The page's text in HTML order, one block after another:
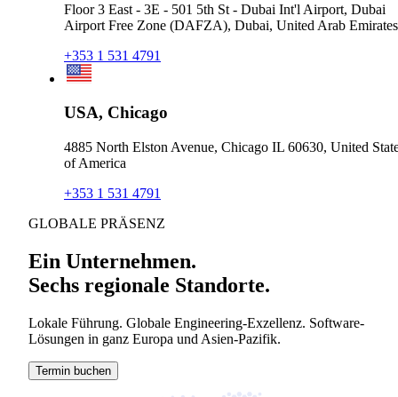
Floor 3 East - 3E - 501 5th St - Dubai Int'l Airport, Dubai
Airport Free Zone (DAFZA), Dubai, United Arab Emirates
+353 1 531 4791
USA, Chicago
4885 North Elston Avenue, Chicago IL 60630, United
of America
+353 1 531 4791
GLOBALE PRÄSENZ
Ein Unternehmen.
Sechs regionale Standorte.
Lokale Führung. Globale Engineering-Exzellenz. Software-
Lösungen in ganz Europa und Asien-Pazifik.
Termin buchen